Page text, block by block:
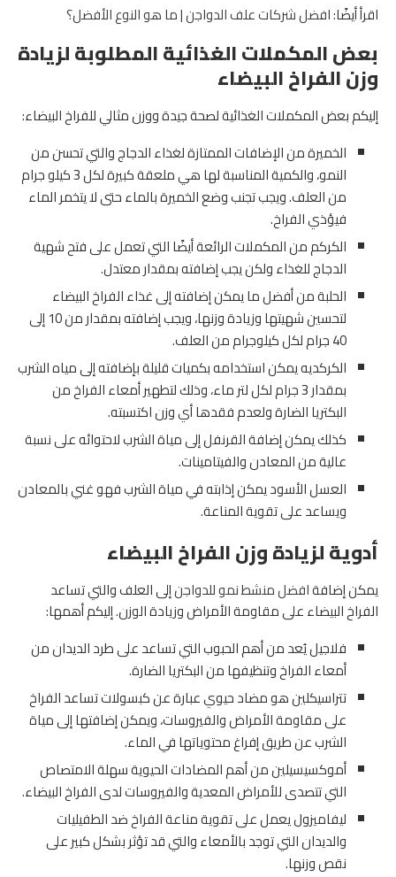
اقرأ أيضًا:افضل شركات علف الدواجن | ما هو النوع الأفضل؟
بعض المكملات الغذائية المطلوبة لزيادة
وزن الفراخ البيضاء
إليكم بعض المكملات الغذائية لصحة جيدة ووزن مثالي للفراخ البيضاء:
الخميرة من الإضافات الممتازة لغذاء الدجاج والتي تحسن من
النمو، والكمية المناسبة لها هي ملعقة كبيرة لكل 3 كيلو جرام
من العلف. ويجب تجنب وضع الخميرة بالماء حتى لا يتخمر الماء
فيؤذي الفراخ.
الكركم من المكملات الرائعة أيضًا التي تعمل على فتح شهية
الدجاج للغذاء ولكن يجب إضافته بمقدار معتدل.
الحلبة من أفضل ما يمكن إضافته إلى غذاء الفراخ البيضاء
لتحسين شهيتها وزيادة وزنها، ويجب إضافته بمقدار من 10 إلى
40 جرام لكل كيلوجرام من العلف.
الكركديه يمكن استخدامه بكميات قليلة بإضافته إلى مياه الشرب
بمقدار 3 جرام لكل لتر ماء، وذلك لتطهير أمعاء الفراخ من
البكتريا الضارة ولعدم فقدها أي وزن اكتسبته.
كذلك يمكن إضافة القرنفل إلى مياة الشرب لاحتوائه على نسبة
عالية من المعادن والفيتامينات.
العسل الأسود يمكن إذابته في مياة الشرب فهو غني بالمعادن
ويساعد على تقوية المناعة.
أدوية لزيادة وزن الفراخ البيضاء
يمكن إضافةافضل منشط نمو للدواجنإلى العلف والتي تساعد
الفراخ البيضاء على مقاومة الأمراض وزيادة الوزن. إليكم أهمها:
فلاجيل يُعد من أهم الحبوب التي تساعد على طرد الديدان من
أمعاء الفراخ وتنظيفها من البكتريا الضارة.
تتراسيكلين هو مضاد حيوي عبارة عن كبسولات تساعد الفراخ
على مقاومة الأمراض والفيروسات، ويمكن إضافتها إلى مياة
الشرب عن طريق إفراغ محتوياتها في الماء.
أموكسيسيلين من أهم المضادات الحيوية سهلة الامتصاص
التي تتصدى للأمراض المعدية والفيروسات لدى الفراخ البيضاء.
ليفاميزول يعمل على تقوية مناعة الفراخ ضد الطفيليات
والديدان التي توجد بالأمعاء والتي قد تؤثر بشكل كبير على
نقص وزنها.